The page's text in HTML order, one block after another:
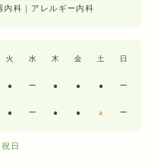
内科｜アレルギー内科
火 水 木 金 土 日
● ー ● ● ● ー
● ー ● ● ▲ ー
日